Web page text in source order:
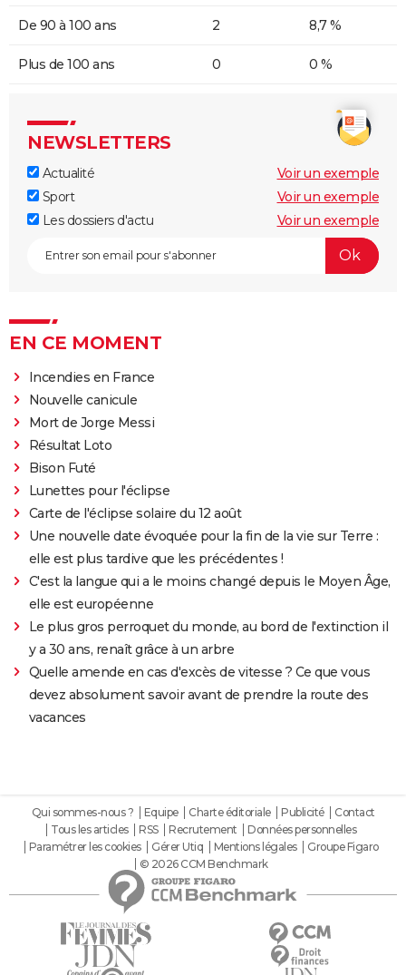
De 90 à 100 ans 2 8,7 %
Plus de 100 ans 0 0 %
NEWSLETTERS
Actualité
Voir un exemple
Sport
Voir un exemple
Les dossiers d'actu
Voir un exemple
EN CE MOMENT
Incendies en France
Nouvelle canicule
Mort de Jorge Messi
Résultat Loto
Bison Futé
Lunettes pour l'éclipse
Carte de l'éclipse solaire du 12 août
Une nouvelle date évoquée pour la fin de la vie sur Terre :
elle est plus tardive que les précédentes !
C'est la langue qui a le moins changé depuis le Moyen Âge,
elle est européenne
Le plus gros perroquet du monde, au bord de l'extinction il
y a 30 ans, renaît grâce à un arbre
Quelle amende en cas d'excès de vitesse ? Ce que vous
devez absolument savoir avant de prendre la route des
vacances
Qui sommes-nous ? Equipe Charte éditoriale Publicité
Contact
Tous les articles
RSS Recrutement
Données personnelles
Paramétrer les cookies
Gérer Utiq Mentions légales
Groupe Figaro
© 2026 CCM Benchmark